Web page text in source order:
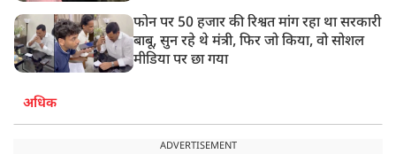
फोन पर 50 हजार की रिश्वत मांग रहा था सरकारी
बाबू, सुन रहे थे मंत्री, फिर जो किया, वो सोशल
मीडिया पर छा गया
अधिक
ADVERTISEMENT